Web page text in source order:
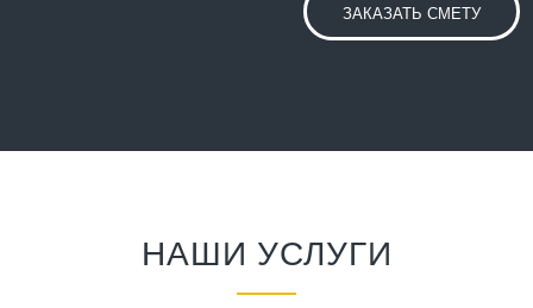
ЗАКАЗАТЬ СМЕТУ
НАШИ УСЛУГИ